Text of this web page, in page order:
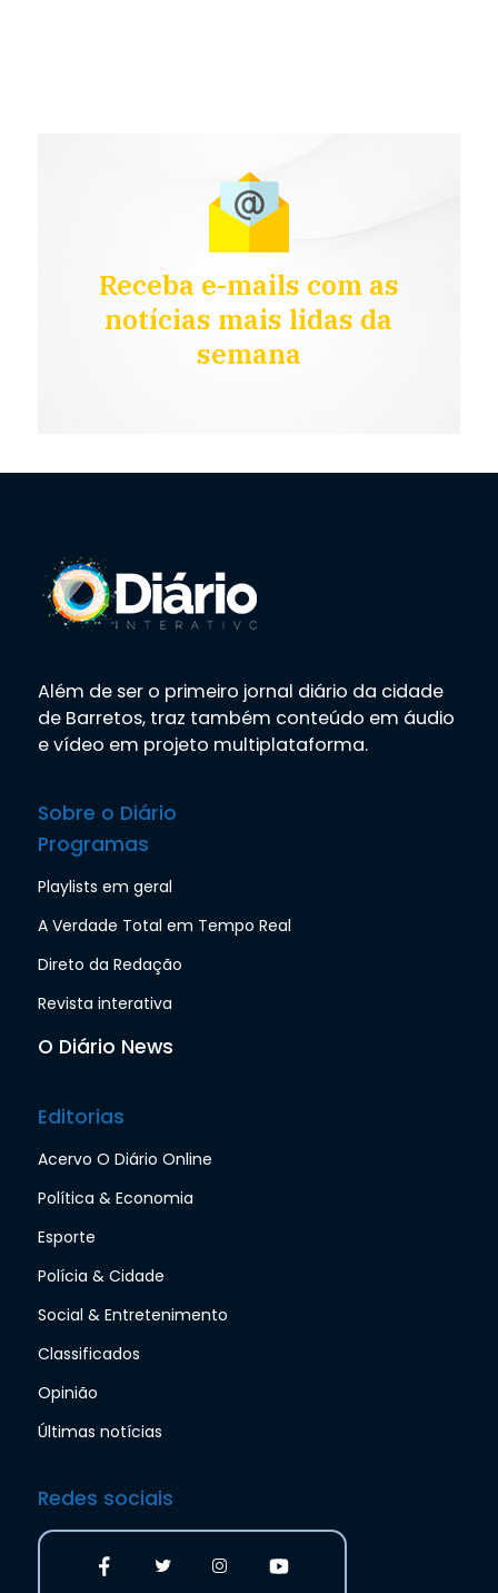
Receba e-mails com as
notícias mais lidas da
semana
Além de ser o primeiro jornal diário da cidade
de Barretos, traz também conteúdo em áudio
e vídeo em projeto multiplataforma.
Sobre o Diário
Programas
Playlists em geral
A Verdade Total em Tempo Real
Direto da Redação
Revista interativa
O Diário News
Editorias
Acervo O Diário Online
Política & Economia
Esporte
Polícia & Cidade
Social & Entretenimento
Classificados
Opinião
Últimas notícias
Redes sociais